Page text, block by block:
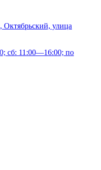
Октябрьский, улица
сб: 11:00—16:00; по